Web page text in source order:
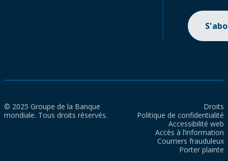
© 2025 Groupe de la Banque
mondiale. Tous droits réservés.
Droits
Politique de confidentialité
Accessibilité web
Accès à l’information
Courriers frauduleux
Porter plainte